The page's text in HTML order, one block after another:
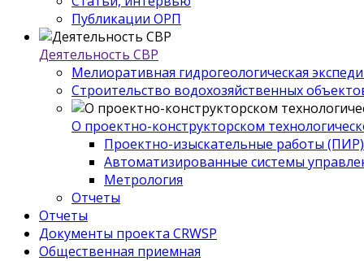
Публикации ОРП
Деятельность СВР
Мелиоративная гидрогеологическая
Строительство водохозяйственных
О проектно-конструкторском
Проектно-изыскательные работы (ПИР)
Автоматизированные системы
Метрология
Отчеты
Отчеты
Документы проекта CRWSP
Общественная приемная